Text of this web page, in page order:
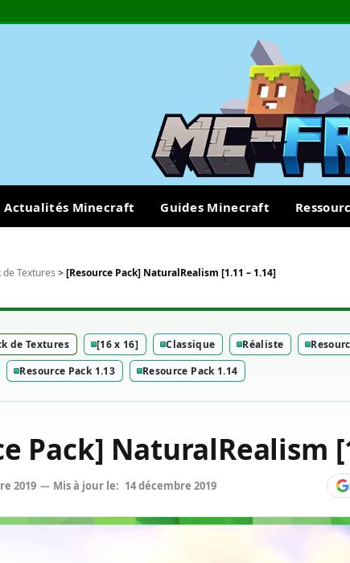
Actualités Minecraft Guides Minecraft
de Textures >[Resource Pack] NaturalRealism [1.11 – 1.14]
de Textures [16 x 16] Classique Réaliste
Resource Pack 1.13 Resource Pack 1.14
Pack] NaturalRealism
2019 Mis à jour le: 14 décembre 2019